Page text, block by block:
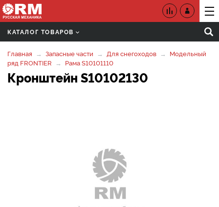
КАТАЛОГ ТОВАРОВ
Главная Запасные части Для снегоходов
Модельный
ряд FRONTIER
Рама S10101110
Кронштейн S10102130